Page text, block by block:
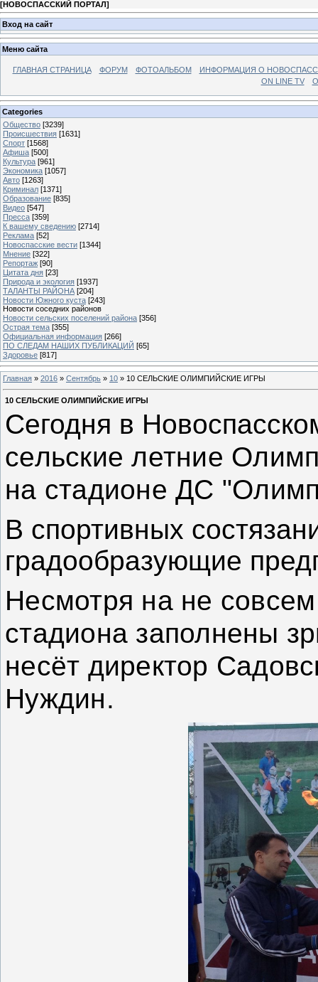
[НОВОСПАССКИЙ ПОРТАЛ]
Вход на сайт
Меню сайта
ГЛАВНАЯ СТРАНИЦА ФОРУМ ФОТОАЛЬБОМ
ИНФОРМАЦИЯ О
ON LINE TV
Categories
Общество [3239]
Происшествия [1631]
Спорт [1568]
Афиша [500]
Культура [961]
Экономика [1057]
Авто [1263]
Криминал [1371]
Образование [835]
Видео [547]
Пресса [359]
К вашему сведению [2714]
Реклама [52]
Новоспасские вести [1344]
Мнение [322]
Репортаж [90]
Цитата дня [23]
Природа и экология [1937]
ТАЛАНТЫ РАЙОНА [204]
Новости Южного куста [243]
Новости соседних районов
Новости сельских поселений района [356]
Острая тема [355]
Официальная информация [266]
ПО СЛЕДАМ НАШИХ ПУБЛИКАЦИЙ [65]
Здоровье [817]
Главная » 2016 » Сентябрь » 10 » 10 СЕЛЬСКИЕ ОЛИМПИЙСКИЕ ИГРЫ
10 СЕЛЬСКИЕ ОЛИМПИЙСКИЕ ИГРЫ
Сегодня в
сельские летние
на стадионе ДС
В спортивных
градообразующие
Несмотря на не
стадиона заполнены
несёт директор
Нуждин.